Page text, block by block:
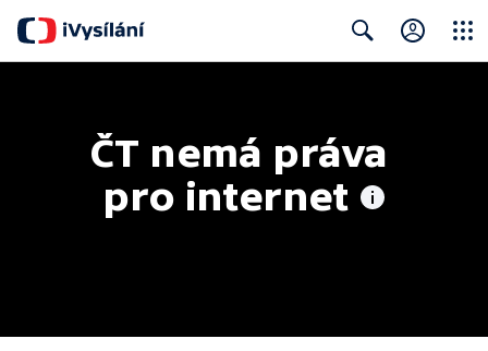
ČT nemá práva
pro internet